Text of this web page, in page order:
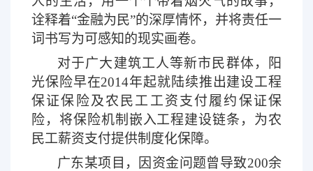
诠释着“金融为民”的深厚情怀，并将责任一
词书写为可感知的现实画卷。
对于广大建筑工人等新市民群体，阳
光保险早在2014年起就陆续推出建设工程
保证保险及农民工工资支付履约保证保
险，将保险机制嵌入工程建设链条，为农
民工薪资支付提供制度化保障。
广东某项目，因资金问题曾导致200余